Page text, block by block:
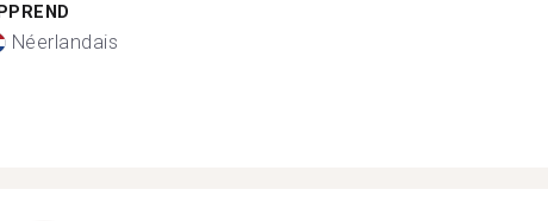
Néerlandais